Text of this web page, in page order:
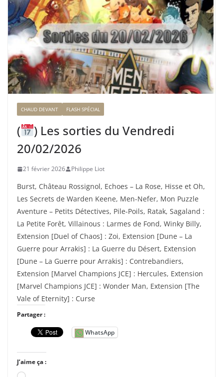
CHAUD DEVANT FLASH SPÉCIAL
(
) Les sorties du Vendredi
20/02/2026
21 février 2026 Philippe Liot
Burst, Château Rossignol, Echoes – La Rose, Hisse et Oh,
Les Secrets de Warden Keene, Men-Nefer, Mon Puzzle
Aventure – Petits Détectives, Pile-Poils, Ratak, Sagaland :
La Petite Forêt, Villainous : Larmes de Fond, Winky Billy,
Extension [Duel of Chaos] : Zoi, Extension [Dune – La
Guerre pour Arrakis] : La Guerre du Désert, Extension
[Dune – La Guerre pour Arrakis] : Contrebandiers,
Extension [Marvel Champions JCE] : Hercules, Extension
[Marvel Champions JCE] : Wonder Man, Extension [The
Vale of Eternity] : Curse
Partager :
WhatsApp
J’aime ça :